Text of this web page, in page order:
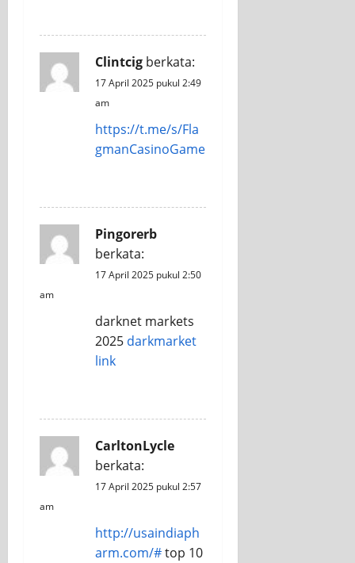
Clintcig berkata:
17 April 2025 pukul 2:49
am
https://t.me/s/Fla
gmanCasinoGame
Pingorerb
berkata:
17 April 2025 pukul 2:50
am
darknet markets
2025 darkmarket
link
CarltonLycle
berkata:
17 April 2025 pukul 2:57
am
http://usaindiaph
arm.com/#top 10